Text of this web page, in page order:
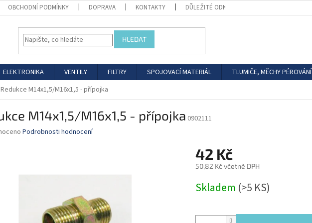
OBCHODNÍ PODMÍNKY DOPRAVA KONTAKTY DŮLEŽITÉ ODKAZY
HLEDAT
ELEKTRONIKA VENTILY FILTRY SPOJOVACÍ MATERIÁL TLUMIČE, MĚCHY PÉROVÁNÍ
Redukce M14x1,5/M16x1,5 - přípojka
M14x1,5/M16x1,5 - přípojka 0902111
Podrobnosti hodnocení
42 Kč
50,82 Kč včetně DPH
cena:
Skladem (>5 KS)